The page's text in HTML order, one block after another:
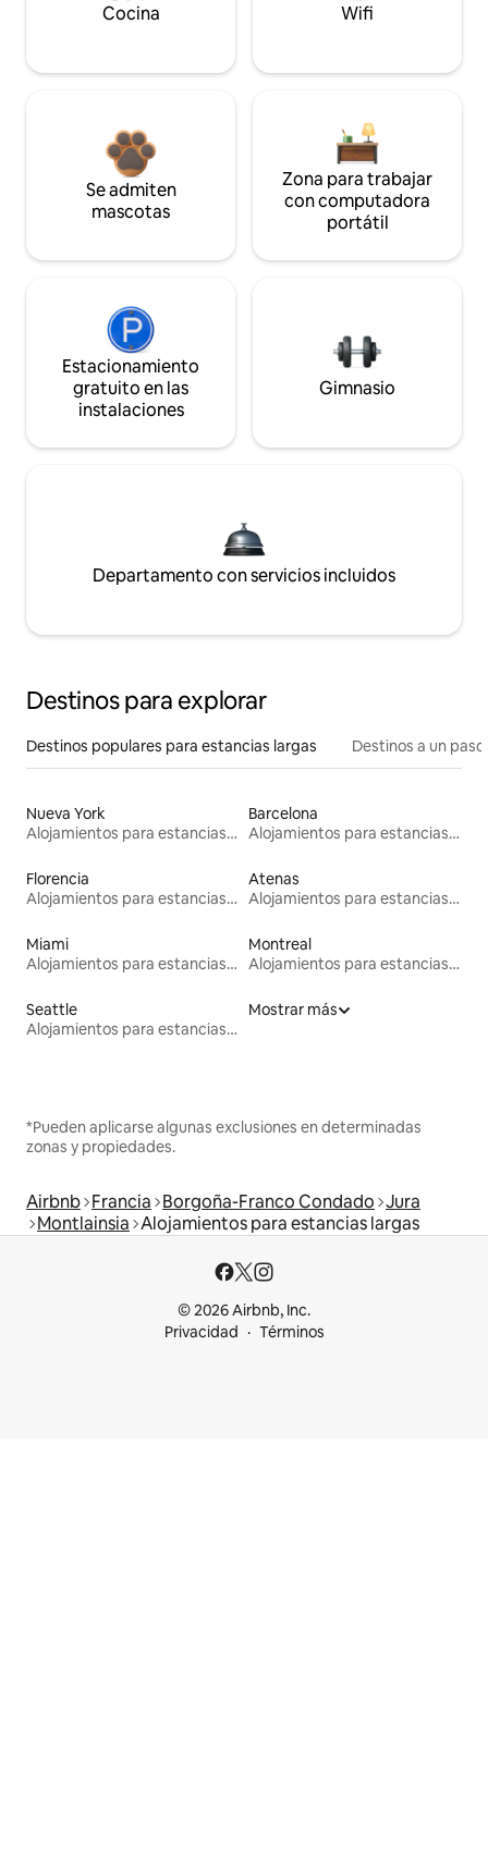
Cocina Wifi
Se admiten
mascotas
Zona para trabajar
con computadora
portátil
Estacionamiento
gratuito en las
instalaciones
Gimnasio
Departamento con servicios incluidos
Destinos para explorar
Destinos populares para estancias largas Destinos a un
Nueva York
Alojamientos para estancias largas
Barcelona
Alojamientos para estancias largas
Florencia
Alojamientos para estancias largas
Atenas
Alojamientos para estancias largas
Miami
Alojamientos para estancias largas
Montreal
Alojamientos para estancias largas
Seattle
Alojamientos para estancias largas
Mostrar más
*Pueden aplicarse algunas exclusiones en determinadas
zonas y propiedades.
Airbnb Francia Borgoña-Franco Condado Jura
Montlainsia Alojamientos para estancias largas
© 2026 Airbnb, Inc.
Privacidad
Términos